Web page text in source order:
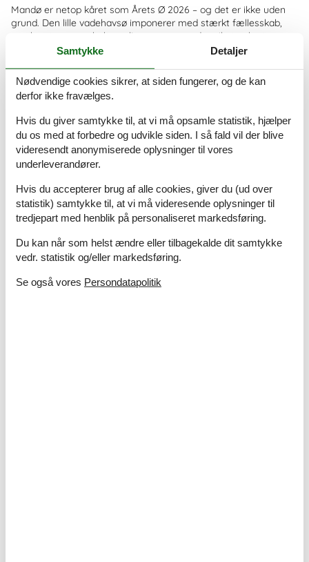
Mandø er netop kåret som Årets Ø 2026 – og det er ikke uden
grund. Den lille vadehavsø imponerer med stærkt fællesskab,
smuk natur og en helt særlig ro, som gør den til et oplagt
feriemål for både familier og par
OmDanmark
Samtykke Detaljer
Nødvendige cookies sikrer, at siden fungerer, og de kan
derfor ikke fravælges.
Hvis du giver samtykke til, at vi må opsamle statistik, hjælper
du os med at forbedre og udvikle siden. I så fald vil der blive
videresendt anonymiserede oplysninger til vores
underleverandører.
Hvis du accepterer brug af alle cookies, giver du (ud over
statistik) samtykke til, at vi må videresende oplysninger til
tredjepart med henblik på personaliseret markedsføring.
Du kan når som helst ændre eller tilbagekalde dit samtykke
vedr. statistik og/eller markedsføring.
Se også vores Persondatapolitik